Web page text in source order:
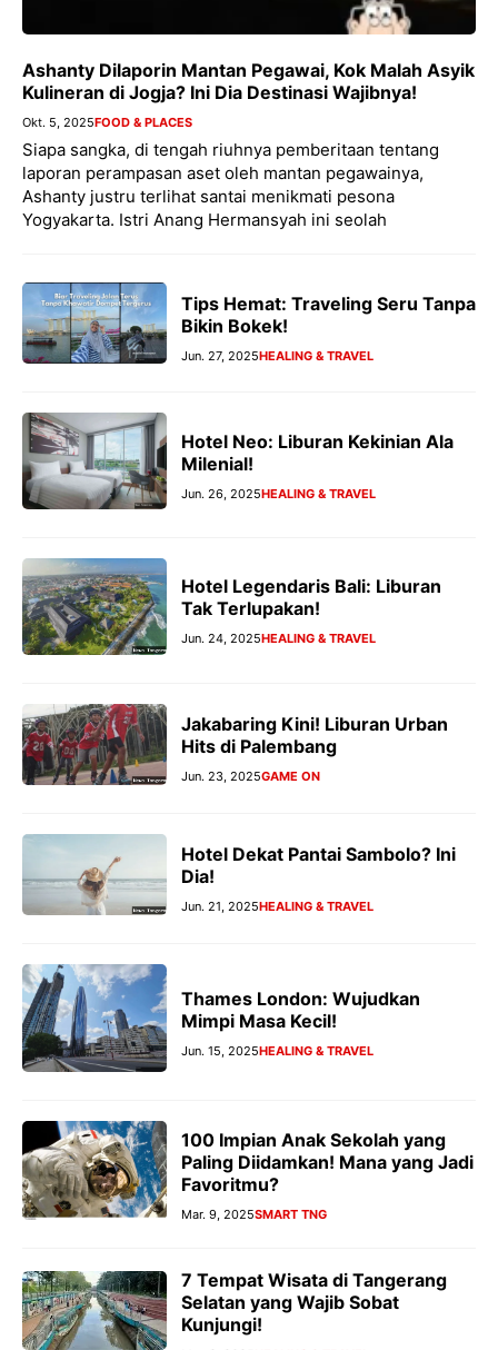
Ashanty Dilaporin Mantan Pegawai, Kok Malah Asyik
Kulineran di Jogja? Ini Dia Destinasi Wajibnya!
Okt. 5, 2025FOOD & PLACES
Siapa sangka, di tengah riuhnya pemberitaan tentang
laporan perampasan aset oleh mantan pegawainya,
Ashanty justru terlihat santai menikmati pesona
Yogyakarta. Istri Anang Hermansyah ini seolah
Tips Hemat: Traveling Seru Tanpa
Bikin Bokek!
Jun. 27, 2025HEALING & TRAVEL
Hotel Neo: Liburan Kekinian Ala
Milenial!
Jun. 26, 2025HEALING & TRAVEL
Hotel Legendaris Bali: Liburan
Tak Terlupakan!
Jun. 24, 2025HEALING & TRAVEL
Jakabaring Kini! Liburan Urban
Hits di Palembang
Jun. 23, 2025GAME ON
Hotel Dekat Pantai Sambolo? Ini
Dia!
Jun. 21, 2025HEALING & TRAVEL
Thames London: Wujudkan
Mimpi Masa Kecil!
Jun. 15, 2025HEALING & TRAVEL
100 Impian Anak Sekolah yang
Paling Diidamkan! Mana yang Jadi
Favoritmu?
Mar. 9, 2025SMART TNG
7 Tempat Wisata di Tangerang
Selatan yang Wajib Sobat
Kunjungi!